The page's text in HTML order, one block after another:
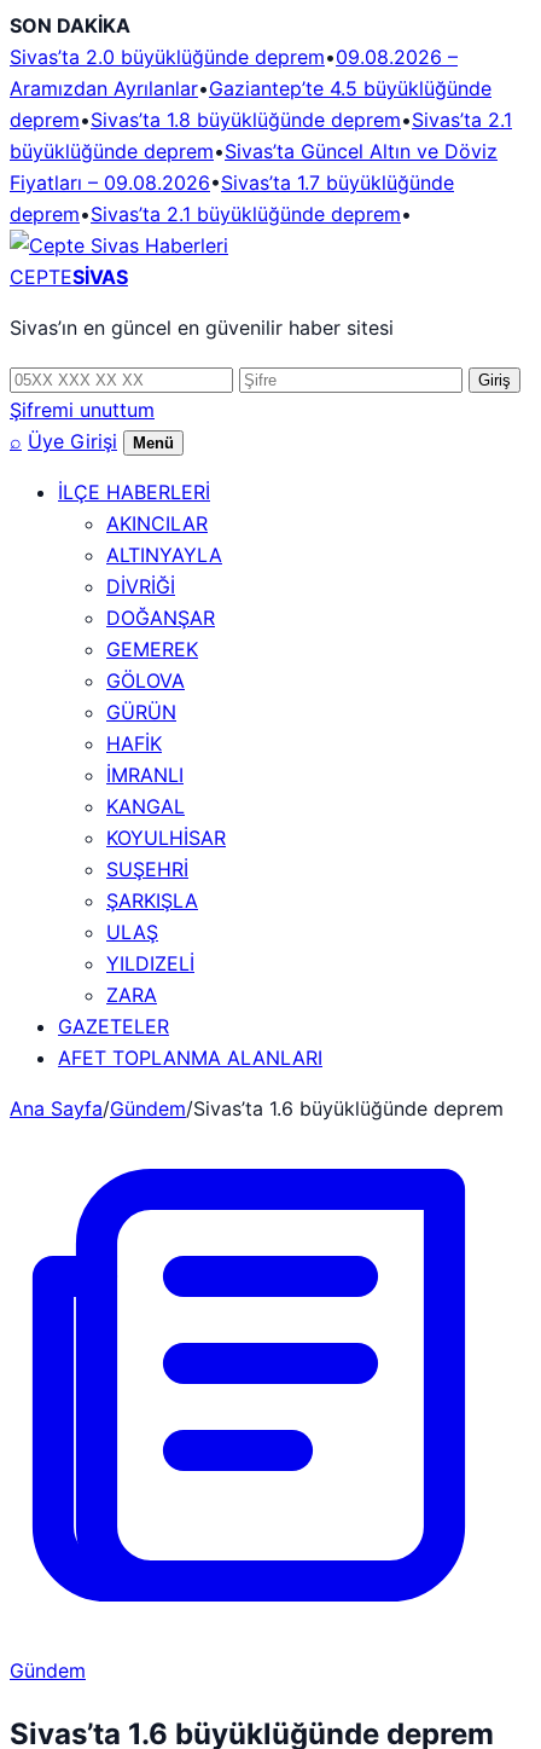
İçeriğe
geç
SON DAKİKA
Sivas’ta 2.0 büyüklüğünde deprem•09.08.2026 –
Aramızdan Ayrılanlar•Gaziantep’te 4.5 büyüklüğünde
deprem•Sivas’ta 1.8 büyüklüğünde deprem•Sivas’ta 2.1
büyüklüğünde deprem•Sivas’ta Güncel Altın ve Döviz
Fiyatları – 09.08.2026•Sivas’ta 1.7 büyüklüğünde
deprem•Sivas’ta 2.1 büyüklüğünde deprem•
CEPTESİVAS
Sivas’ın en güncel en güvenilir haber sitesi
Telefon
numarası
Şifre Giriş
Şifremi unuttum
⌕ Üye Girişi Menü
İLÇE HABERLERİ
AKINCILAR
ALTINYAYLA
DİVRİĞİ
DOĞANŞAR
GEMEREK
GÖLOVA
GÜRÜN
HAFİK
İMRANLI
KANGAL
KOYULHİSAR
SUŞEHRİ
ŞARKIŞLA
ULAŞ
YILDIZELİ
ZARA
GAZETELER
AFET TOPLANMA ALANLARI
Ana Sayfa/Gündem/Sivas’ta 1.6 büyüklüğünde deprem
Gündem
Sivas’ta 1.6 büyüklüğünde deprem